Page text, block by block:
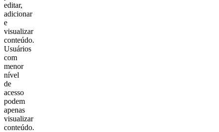
editar,
adicionar
e
visualizar
conteúdo.
Usuários
com
menor
nível
de
acesso
podem
apenas
visualizar
conteúdo.